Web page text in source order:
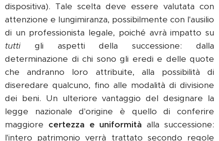
dispositiva). Tale scelta deve essere valutata con
attenzione e lungimiranza, possibilmente con l'ausilio
di un professionista legale, poiché avrà impatto su
tutti gli aspetti della successione: dalla
determinazione di chi sono gli eredi e delle quote
che andranno loro attribuite, alla possibilità di
diseredare qualcuno, fino alle modalità di divisione
dei beni. Un ulteriore vantaggio del designare la
legge nazionale d'origine è quello di conferire
maggiore certezza e uniformità alla successione:
l'intero patrimonio verrà trattato secondo regole